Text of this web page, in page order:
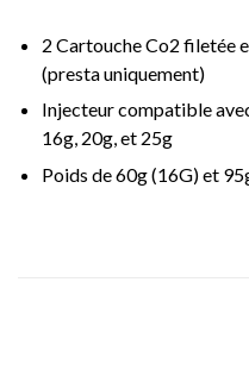
2 Cartouche Co2 filetée
(presta uniquement)
Injecteur compatible
16g, 20g, et 25g
Poids de 60g (16G) et